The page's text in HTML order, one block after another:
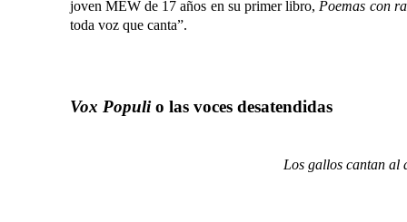
joven MEW de 17 años en su primer libro, Poemas con
toda voz que canta”.
Vox Populio las voces desatendidas
Los gallos cantan al